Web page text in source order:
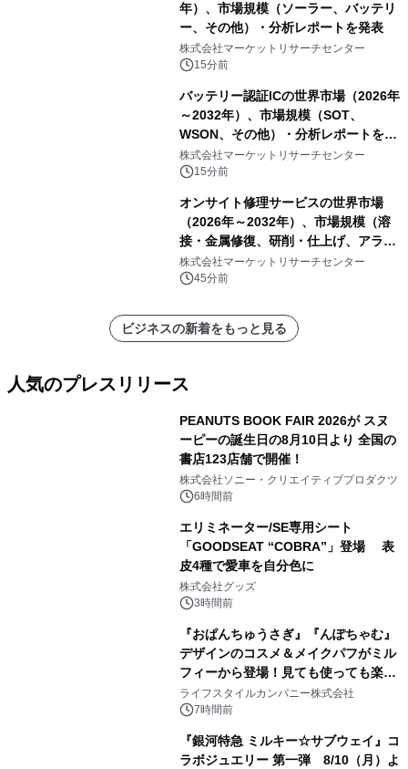
年）、市場規模（ソーラー、バッテリ
ー、その他）・分析レポートを発表
株式会社マーケットリサーチセンター
15分前
バッテリー認証ICの世界市場（2026年
～2032年）、市場規模（SOT、
WSON、その他）・分析レポートを発
表
株式会社マーケットリサーチセンター
15分前
オンサイト修理サービスの世界市場
（2026年～2032年）、市場規模（溶
接・金属修復、研削・仕上げ、アライ
メント、その他）・分析レポートを発
表
株式会社マーケットリサーチセンター
45分前
ビジネスの新着をもっと見る
人気のプレスリリース
PEANUTS BOOK FAIR 2026が スヌ
ーピーの誕生日の8月10日より 全国の
書店123店舗で開催！
株式会社ソニー・クリエイティブプロダクツ
6時間前
エリミネーター/SE専用シート
「GOODSEAT “COBRA”」登場 表
皮4種で愛車を自分色に
株式会社グッズ
3時間前
『おぱんちゅうさぎ』『んぽちゃむ』
デザインのコスメ＆メイクパフがミル
フィーから登場！見ても使っても楽し
い、ポップでキュートなコレクショ
ン。
ライフスタイルカンパニー株式会社
7時間前
『銀河特急 ミルキー☆サブウェイ』コ
ラボジュエリー 第一弾 8/10（月）よ